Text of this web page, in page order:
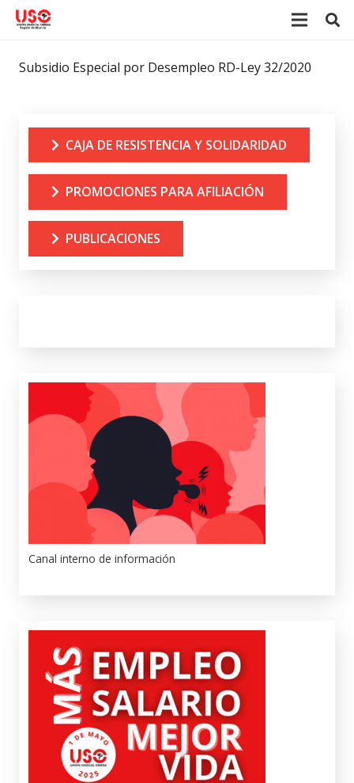
Subsidio Especial por Desempleo RD-Ley 32/2020
CAJA DE RESISTENCIA Y SOLIDARIDAD
PROMOCIONES PARA AFILIACIÓN
PUBLICACIONES
Canal interno de información